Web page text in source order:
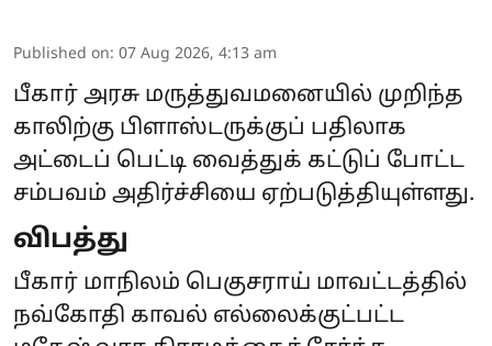
Published on: 07 Aug 2026, 4:13 am
பீகார் அரசு மருத்துவமனையில் முறிந்த
காலிற்கு பிளாஸ்டருக்குப் பதிலாக
அட்டைப் பெட்டி வைத்துக் கட்டுப் போட்ட
சம்பவம் அதிர்ச்சியை ஏற்படுத்தியுள்ளது.
விபத்து
பீகார் மாநிலம் பெகுசராய் மாவட்டத்தில்
நவ்கோதி காவல் எல்லைக்குட்பட்ட